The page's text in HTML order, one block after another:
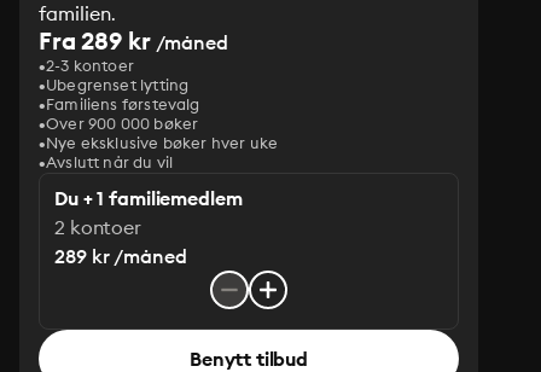
familien.
Fra 289 kr/måned
2-3 kontoer
Ubegrenset lytting
Familiens førstevalg
Over 900 000 bøker
Nye eksklusive bøker hver uke
Avslutt når du vil
Du + 1 familiemedlem
2 kontoer
289 kr /måned
Benytt tilbud